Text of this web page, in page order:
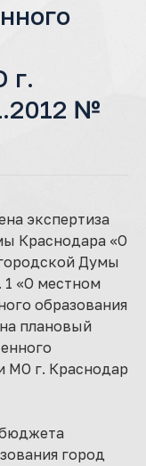
г.
№
экспертиза
Краснодара «О
Думы
1 «О местном
образования
плановый
МО г. Краснодар
город